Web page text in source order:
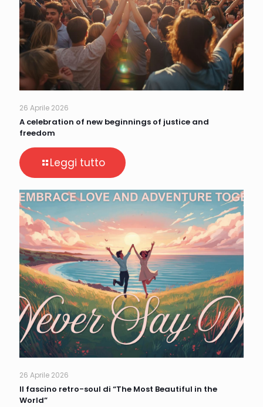
26 Aprile 2026
A celebration of new beginnings of justice and
freedom
Leggi tutto
26 Aprile 2026
Il fascino retro-soul di “The Most Beautiful in the
World”